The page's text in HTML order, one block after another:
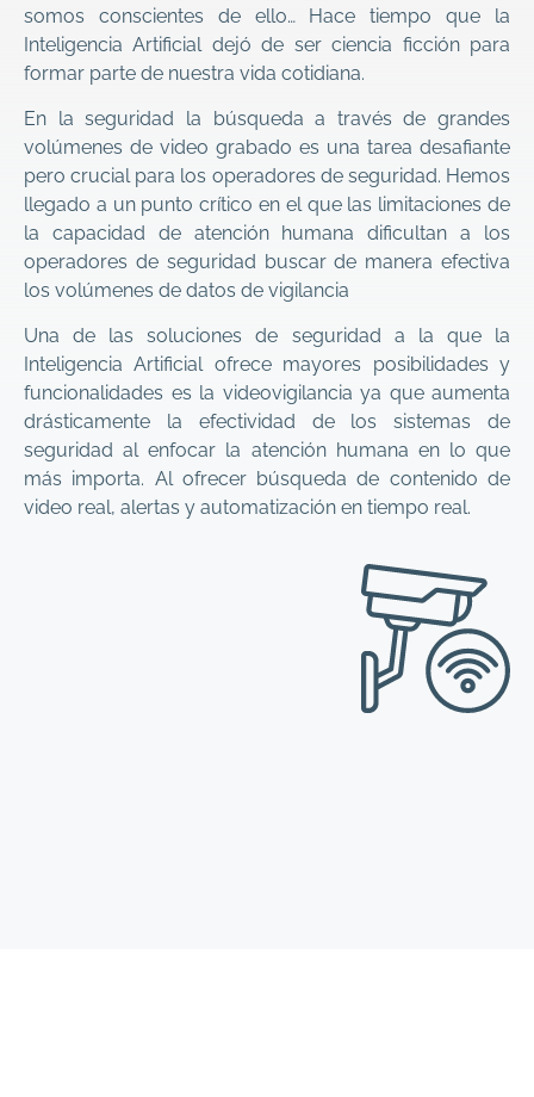
somos conscientes de ello… Hace tiempo que la
Inteligencia Artificial dejó de ser ciencia ficción para
formar parte de nuestra vida cotidiana.
En la seguridad la búsqueda a través de grandes
volúmenes de video grabado es una tarea desafiante
pero crucial para los operadores de seguridad. Hemos
llegado a un punto crítico en el que las limitaciones de
la capacidad de atención humana dificultan a los
operadores de seguridad buscar de manera efectiva
los volúmenes de datos de vigilancia
Una de las soluciones de seguridad a la que la
Inteligencia Artificial ofrece mayores posibilidades y
funcionalidades es la videovigilancia ya que aumenta
drásticamente la efectividad de los sistemas de
seguridad al enfocar la atención humana en lo que
más importa. Al ofrecer búsqueda de contenido de
video real, alertas y automatización en tiempo real.